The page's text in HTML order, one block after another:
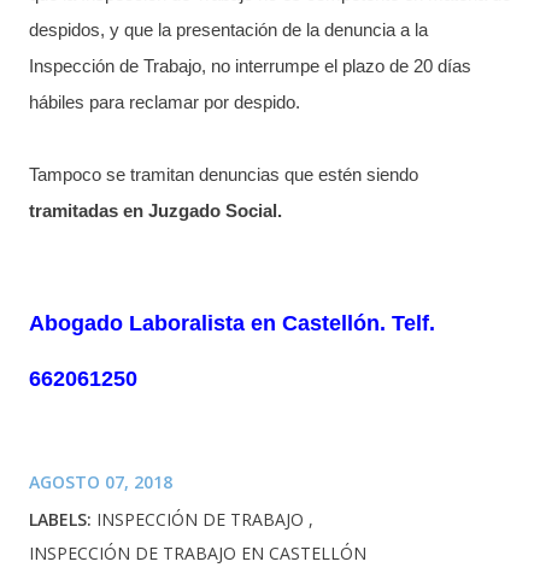
despidos, y que la presentación de la denuncia a la
Inspección de Trabajo, no interrumpe el plazo de 20 días
hábiles para reclamar por despido.
Tampoco se tramitan denuncias que estén siendo
tramitadas en Juzgado Social.
Abogado Laboralista en Castellón. Telf.
662061250
AGOSTO 07, 2018
LABELS: INSPECCIÓN DE TRABAJO
INSPECCIÓN DE TRABAJO EN CASTELLÓN